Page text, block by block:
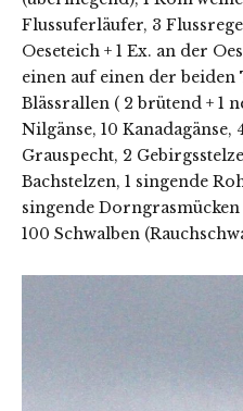
Flussuferläufer, 3
Oeseteich + 1 Ex. an der
einen auf einen der beiden
Blässrallen ( 2 brütend + 1
Nilgänse, 10
Grauspecht, 2
Bachstelzen, 1 singende
singende
100 Schwalben